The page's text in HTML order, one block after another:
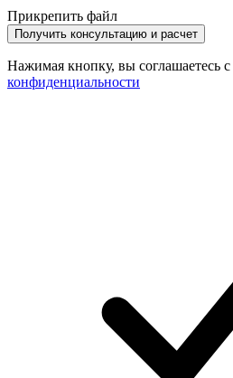
Прикрепить файл
Получить консультацию и расчет
Нажимая кнопку, вы соглашаетесь с
конфиденциальности